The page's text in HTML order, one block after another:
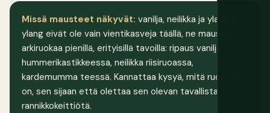
Missä mausteet näkyvät: vanilja, neilikka ja ylang-
ylang eivät ole vain vientikasveja täällä, ne maustavat
arkiruokaa pienillä, erityisillä tavoilla: ripaus vaniljaa
hummerikastikkeessa, neilikka riisiruoassa,
kardemumma teessä. Kannattaa kysyä, mitä ruoassa
on, sen sijaan että olettaa sen olevan tavallista
rannikkokeittiötä.